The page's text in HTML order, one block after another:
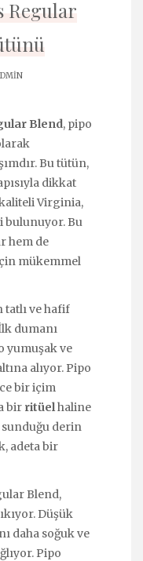
Regular
Blend, pipo
Bu tütün,
dikkat
Virginia,
bulunuyor. Bu
hem de
mükemmel
tatlı ve hafif
dumanı
o yumuşak ve
alıyor. Pipo
bir içim
bir ritüelhaline
derin
adeta bir
Blend,
Düşük
daha soğuk ve
Pipo